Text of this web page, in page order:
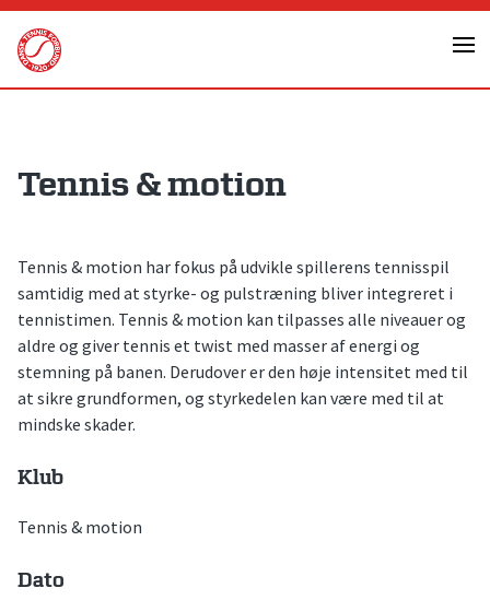
Skip
content
Tennis & motion
Tennis & motion har fokus på udvikle spillerens tennisspil
samtidig med at styrke- og pulstræning bliver integreret i
tennistimen. Tennis & motion kan tilpasses alle niveauer og
aldre og giver tennis et twist med masser af energi og
stemning på banen. Derudover er den høje intensitet med til
at sikre grundformen, og styrkedelen kan være med til at
mindske skader.
Klub
Tennis & motion
Dato